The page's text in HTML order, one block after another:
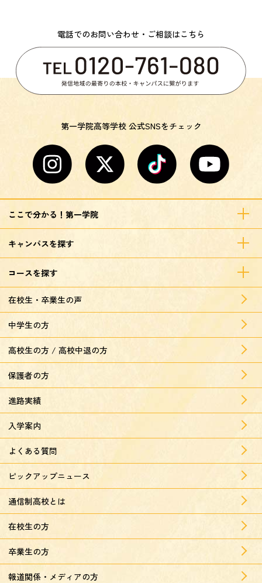
電話でのお問い合わせ・ご相談はこちら
第一学院高等学校 公式SNSをチェック
ここで分かる！第一学院
キャンパスを探す
コースを探す
在校生・卒業生の声
中学生の方
高校生の方 / 高校中退の方
保護者の方
進路実績
入学案内
よくある質問
ピックアップニュース
通信制高校とは
在校生の方
卒業生の方
報道関係・メディアの方